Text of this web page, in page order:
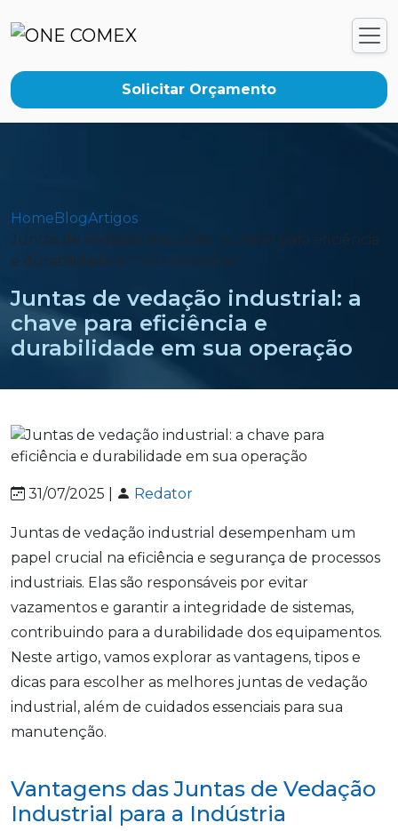
Solicitar Orçamento
Home BlogArtigos
Juntas de vedação industrial: a chave para eficiência
e durabilidade em sua operação
Juntas de vedação industrial: a
chave para eficiência e
durabilidade em sua operação
31/07/2025 | Redator
Juntas de vedação industrial desempenham um
papel crucial na eficiência e segurança de processos
industriais. Elas são responsáveis por evitar
vazamentos e garantir a integridade de sistemas,
contribuindo para a durabilidade dos equipamentos.
Neste artigo, vamos explorar as vantagens, tipos e
dicas para escolher as melhores juntas de vedação
industrial, além de cuidados essenciais para sua
manutenção.
Vantagens das Juntas de Vedação
Industrial para a Indústria